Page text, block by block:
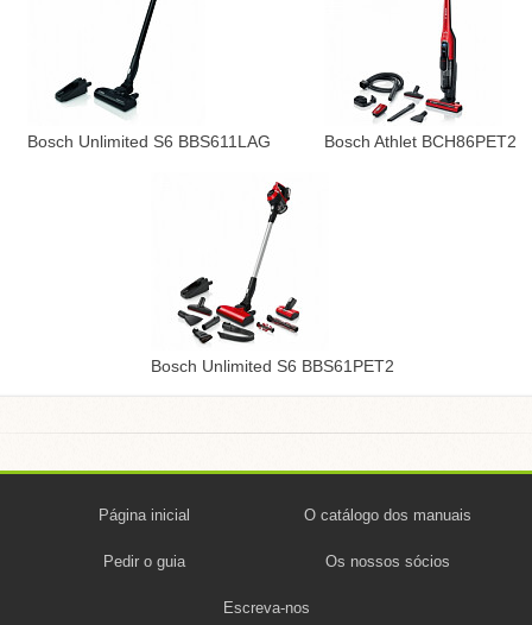
Bosch Unlimited S6 BBS611LAG Bosch Athlet BCH86PET2
Bosch Unlimited S6 BBS61PET2
Página inicial O catálogo dos manuais
Pedir o guia Os nossos sócios
Escreva-nos